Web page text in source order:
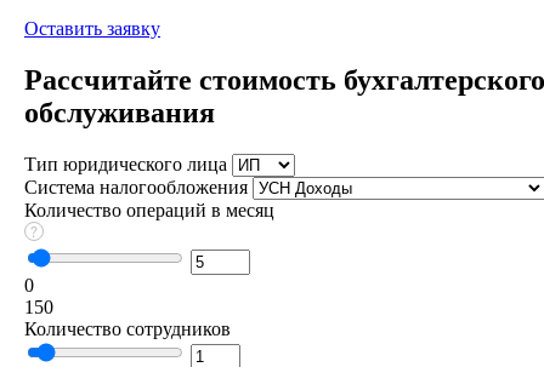
Оставить заявку
Рассчитайте стоимость бухгалтерского
обслуживания
Тип юридического лица
Система налогообложения
Количество операций в месяц
0
150
Количество сотрудников